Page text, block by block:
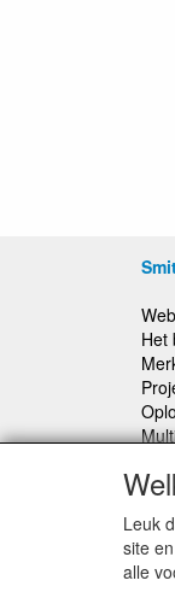
Het
Leuk
site
alle